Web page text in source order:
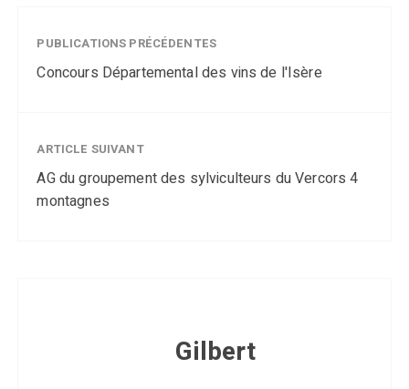
PUBLICATIONS PRÉCÉDENTES
Concours Départemental des vins de l'Isère
ARTICLE SUIVANT
AG du groupement des sylviculteurs du Vercors 4
montagnes
Gilbert